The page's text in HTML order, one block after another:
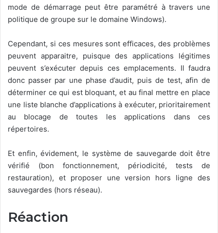
mode de démarrage peut être paramétré à travers une
politique de groupe sur le domaine Windows).
Cependant, si ces mesures sont efficaces, des problèmes
peuvent apparaitre, puisque des applications légitimes
peuvent s’exécuter depuis ces emplacements. Il faudra
donc passer par une phase d’audit, puis de test, afin de
déterminer ce qui est bloquant, et au final mettre en place
une liste blanche d’applications à exécuter, prioritairement
au blocage de toutes les applications dans ces
répertoires.
Et enfin, évidement, le système de sauvegarde doit être
vérifié (bon fonctionnement, périodicité, tests de
restauration), et proposer une version hors ligne des
sauvegardes (hors réseau).
Réaction